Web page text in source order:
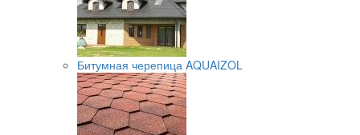
Битумная черепица AQUAIZOL